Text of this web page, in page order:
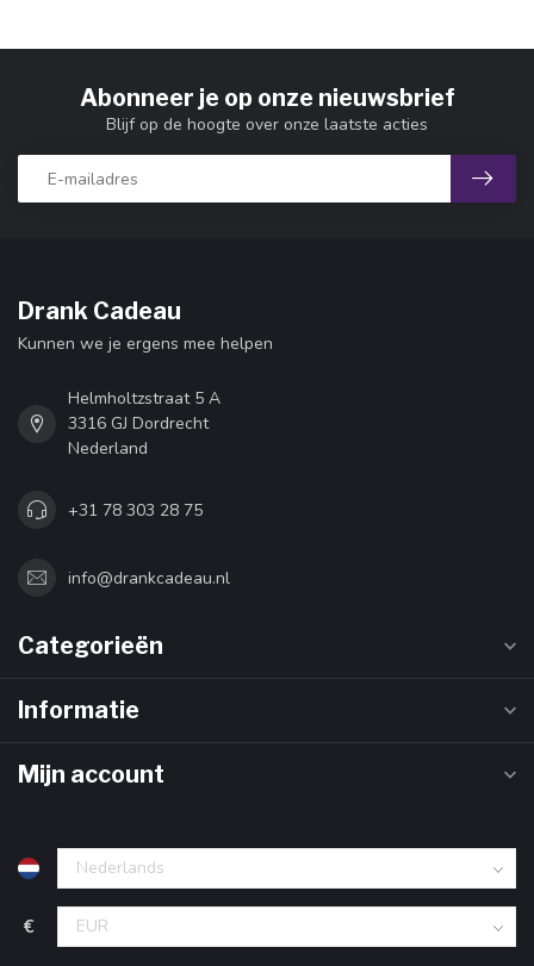
Abonneer je op onze nieuwsbrief
Blijf op de hoogte over onze laatste acties
Drank Cadeau
Kunnen we je ergens mee helpen
Helmholtzstraat 5 A
3316 GJ Dordrecht
Nederland
+31 78 303 28 75
info@drankcadeau.nl
Categorieën
Informatie
Mijn account
€